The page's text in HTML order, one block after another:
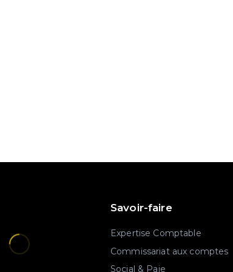
Savoir-faire
Expertise Comptable
Commissariat aux comptes
Social & Paie